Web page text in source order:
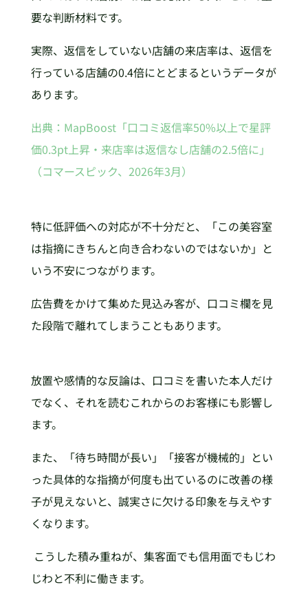
要な判断材料です。
実際、返信をしていない店舗の来店率は、返信を
行っている店舗の0.4倍にとどまるというデータが
あります。
出典：MapBoost「口コミ返信率50%以上で星評
価0.3pt上昇・来店率は返信なし店舗の2.5倍に」
（コマースピック、2026年3月）
特に低評価への対応が不十分だと、「この美容室
は指摘にきちんと向き合わないのではないか」と
いう不安につながります。
広告費をかけて集めた見込み客が、口コミ欄を見
た段階で離れてしまうこともあります。
放置や感情的な反論は、口コミを書いた本人だけ
でなく、それを読むこれからのお客様にも影響し
ます。
また、「待ち時間が長い」「接客が機械的」とい
った具体的な指摘が何度も出ているのに改善の様
子が見えないと、誠実さに欠ける印象を与えやす
くなります。
こうした積み重ねが、集客面でも信用面でもじわ
じわと不利に働きます。